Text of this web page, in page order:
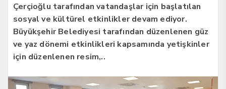
Çerçioğlu tarafından vatandaşlar için başlatılan
sosyal ve kültürel etkinlikler devam ediyor.
Büyükşehir Belediyesi tarafından düzenlenen güz
ve yaz dönemi etkinlikleri kapsamında yetişkinler
için düzenlenen resim,..